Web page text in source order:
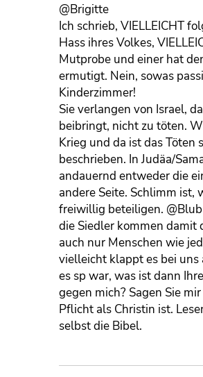
@Brigitte
Ich schrieb, VIELLEICHT
Hass ihres Volkes,
Mutprobe und einer hat
ermutigt. Nein, sowas
Kinderzimmer!
Sie verlangen von Israel,
beibringt, nicht zu töten.
Krieg und da ist das Töten
beschrieben. In Judäa/
andauernd entweder die
andere Seite. Schlimm ist,
freiwillig beteiligen. @Blub
die Siedler kommen damit
auch nur Menschen wie
vielleicht klappt es bei uns
es sp war, was ist dann
gegen mich? Sagen Sie
Pflicht als Christin ist.
selbst die Bibel.